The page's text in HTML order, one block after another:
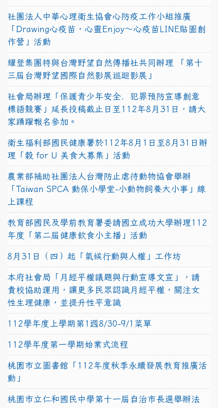
社團法人中華心理衛生協會心防疫工作小組推廣
「Drawing心疫苗，心靈Enjoy〜心疫苗LINE貼圖創
作營」活動
耀登集團特與台灣野望自然傳播社共同辦理 「第十
三屆台灣野望國際自然影展巡迴影展」
社會局辦理「保護青少年安全．犯罪預防宣導創意
標語競賽」延長投稿截止日至112年8月31日，請大
家踴躍報名參加。
衛生福利部國民健康署於112年8月1日至8月31日辦
理「穀 for U 美食大募集」活動
農業部補助社團法人台灣防止虐待動物協會舉辦
「Taiwan SPCA 動保小學堂-小動物飼養大小事」線
上課程
教育部國民及學前教育署委請國立成功大學辦理112
年度「第二屆健康飲食小主播」活動
8月31日（四）起「氣候行動與人權」工作坊
本府社會局「月經平權議題與行動宣導文宣」，請
貴校協助運用，讓更多民眾認識月經平權，關注女
性生理健康，並提升性平意識
112學年度上學期第1週8/30-9/1菜單
112學年度第一學期始業式流程
桃園市立圖書館「112年度秋季永續發展教育推廣活
動」
桃園市立仁和國民中學第十一屆自治市長選舉辦法